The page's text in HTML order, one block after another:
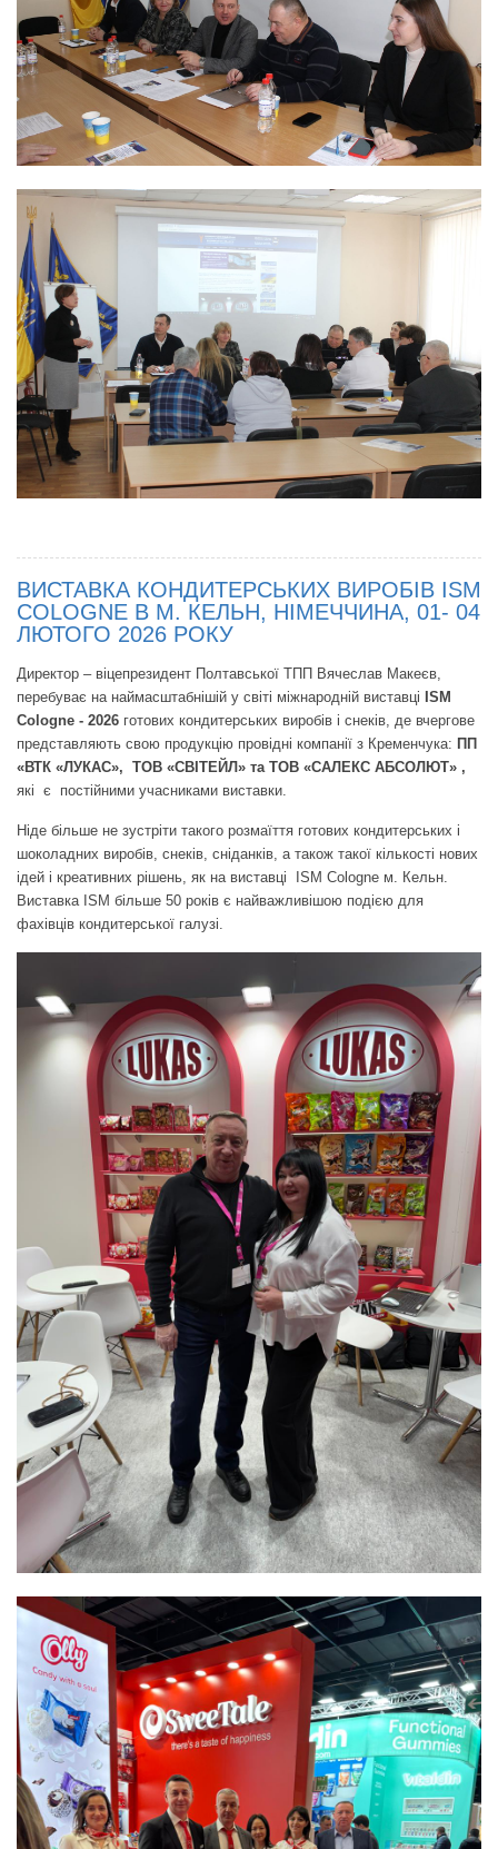
ВИСТАВКА КОНДИТЕРСЬКИХ ВИРОБІВ ISM
COLOGNE В М. КЕЛЬН, НІМЕЧЧИНА, 01- 04
ЛЮТОГО 2026 РОКУ
Директор – віцепрезидент Полтавської ТПП Вячеслав Макеєв,
перебуває на наймасштабнішій у світі міжнародній виставці ISM
Сologne - 2026 готових кондитерських виробів і снеків, де вчергове
представляють свою продукцію провідні компанії з Кременчука: ПП
«ВТК «ЛУКАС», ТОВ «СВІТЕЙЛ» та ТОВ «САЛЕКС АБСОЛЮТ» ,
які є постійними учасниками виставки.
Ніде більше не зустріти такого розмаїття готових кондитерських і
шоколадних виробів, снеків, сніданків, а також такої кількості нових
ідей і креативних рішень, як на виставці ISM Сologne м. Кельн.
Виставка ISM більше 50 років є найважливішою подією для
фахівців кондитерської галузі.